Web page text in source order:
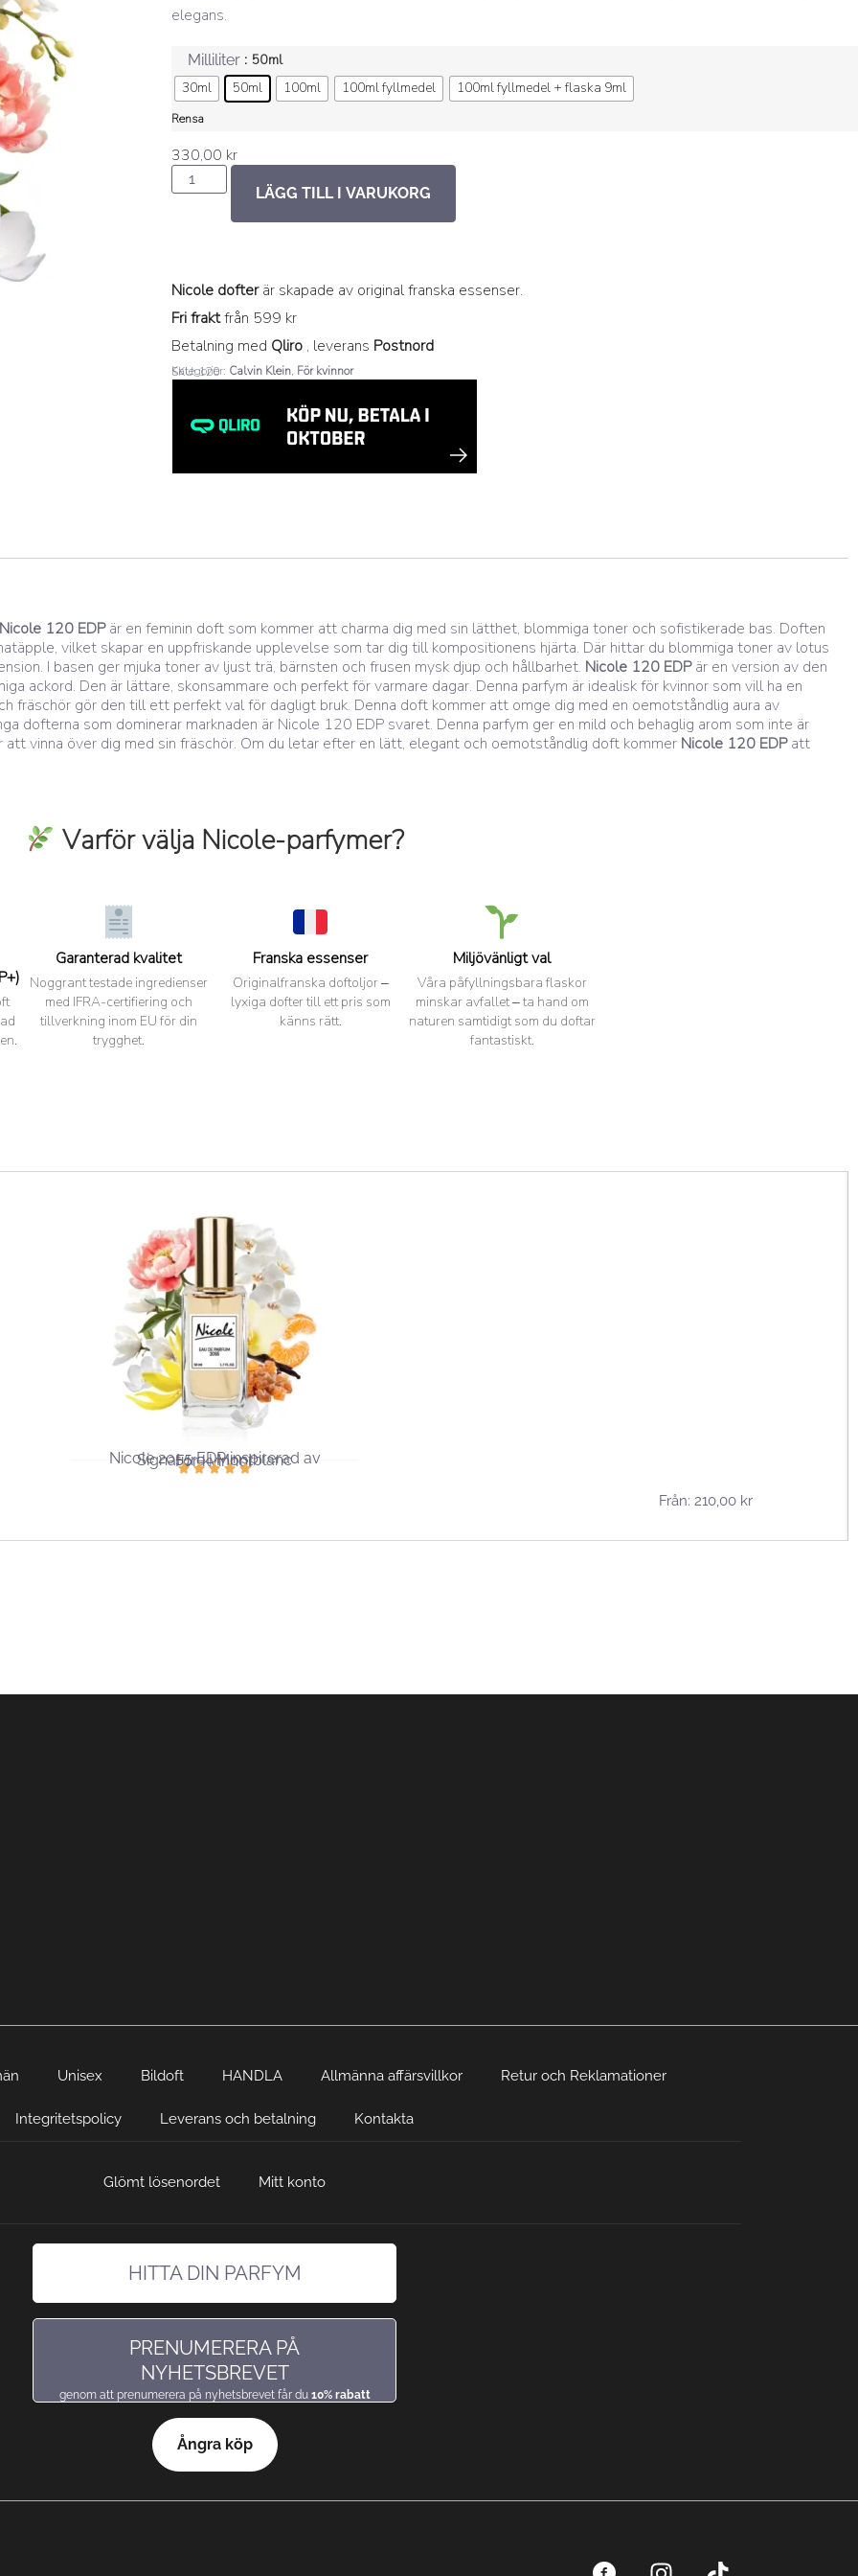
elegans.
Milliliter : 50ml
30ml 50ml 100ml 100ml fyllmedel 100ml fyllmedel + flaska 9ml
Rensa
330,00 kr
LÄGG TILL I VARUKORG
Nicole dofterär skapade av original franska essenser.
Fri fraktfrån 599 kr
Betalning med Qliro , leverans Postnord
SKU: 120
Kategorier: Calvin Klein, För kvinnor
Nicole 120 EDPär en feminin doft som kommer att charma dig med sin lätthet, blommiga toner och sofistikerade bas. Doften
vilket skapar en uppfriskande upplevelse som tar dig till kompositionens hjärta. Där hittar du blommiga toner av lotus
I basen ger mjuka toner av ljust trä, bärnsten och frusen mysk djup och hållbarhet. Nicole 120 EDPär en version av den
ackord. Den är lättare, skonsammare och perfekt för varmare dagar. Denna parfym är idealisk för kvinnor som vill ha en
fräschör gör den till ett perfekt val för dagligt bruk. Denna doft kommer att omge dig med en oemotståndlig aura av
dofterna som dominerar marknaden är Nicole 120 EDP svaret. Denna parfym ger en mild och behaglig arom som inte är
vinna över dig med sin fräschör. Om du letar efter en lätt, elegant och oemotståndlig doft kommer Nicole 120 EDPatt
Varför välja Nicole-parfymer?
Garanterad kvalitet
Noggrant testade ingredienser
med IFRA-certifiering och
tillverkning inom EU för din
trygghet.
Franska essenser
Originalfranska doftoljor –
lyxiga dofter till ett pris som
känns rätt.
Miljövänligt val
Våra påfyllningsbara flaskor
minskar avfallet – ta hand om
naturen samtidigt som du doftar
fantastiskt.
Nicole 2055 EDP ​​inspirerad av
Signature | Montblanc
För kvinnor
Från: 210,00 kr
Unisex Bildoft HANDLA Allmänna affärsvillkor Retur och Reklamationer
Integritetspolicy Leverans och betalning Kontakta
Glömt lösenordet Mitt konto
HITTA DIN PARFYM
PRENUMERERA PÅ
NYHETSBREVET
genom att prenumerera på nyhetsbrevet får du 10% rabatt
Ångra köp